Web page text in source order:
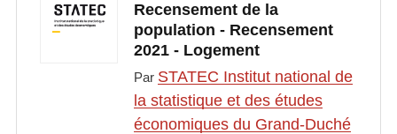
Recensement de la
population - Recensement
2021 - Logement
Par STATEC Institut national de
la statistique et des études
économiques du Grand-Duché